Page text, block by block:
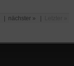
nächster »